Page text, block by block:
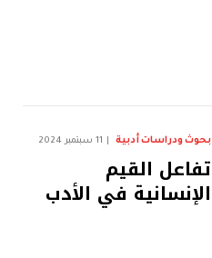
بحوث ودراسات أدبية 11 سبتمبر 2024
تفاعل القيم
الإنسانية في الأدب